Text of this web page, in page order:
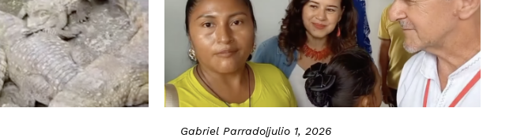
Gabriel Parrado|julio 1, 2026